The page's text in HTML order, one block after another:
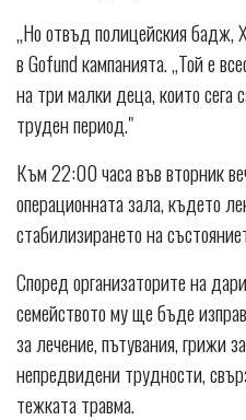
„Но отвъд полицейския бадж,
в Gofund кампанията. „Той е
на три малки деца, които сега
труден период."
Към 22:00 часа във вторник
операционната зала, където
стабилизирането на
Според организаторите на
семейството му ще бъде
за лечение, пътувания, грижи
непредвидени трудности,
тежката травма.